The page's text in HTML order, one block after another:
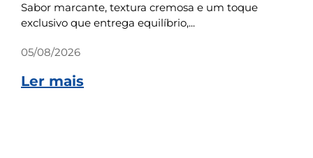
Sabor marcante, textura cremosa e um toque
exclusivo que entrega equilíbrio,...
05/08/2026
Ler mais